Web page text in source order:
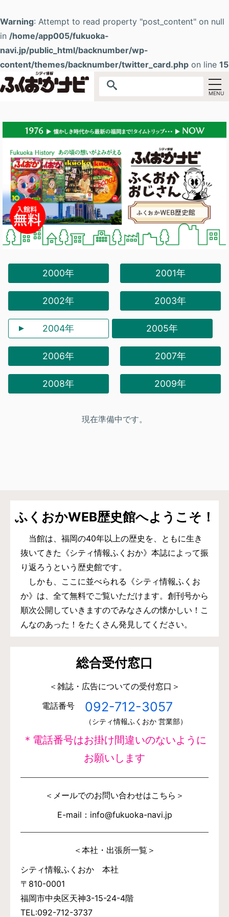
Warning: Attempt to read property "post_content" on null
in /home/app005/fukuoka-
navi.jp/public_html/backnumber/wp-
content/themes/backnumber/twitter_card.php on line 15
2000年 2001年
2002年 2003年
2004年 2005年
2006年 2007年
2008年 2009年
現在準備中です。
ふくおかWEB歴史館へようこそ！
当館は、福岡の40年以上の歴史を、ともに生き
抜いてきた《シティ情報ふくおか》本誌によって振
り返ろうという歴史館です。
しかも、ここに並べられる《シティ情報ふくお
か》は、全て無料でご覧いただけます。創刊号から
順次公開していきますのでみなさんの懐かしい！こ
んなのあった！をたくさん発見してください。
総合受付窓口
＜雑誌・広告についての受付窓口＞
電話番号
092-712-3057
（シティ情報ふくおか 営業部）
＊電話番号はお掛け間違いのないように
お願いします
＜メールでのお問い合わせはこちら＞
E-mail：info@fukuoka-navi.jp
＜本社・出張所一覧＞
シティ情報ふくおか 本社
〒810-0001
福岡市中央区天神3-15-24-4階
TEL:092-712-3737